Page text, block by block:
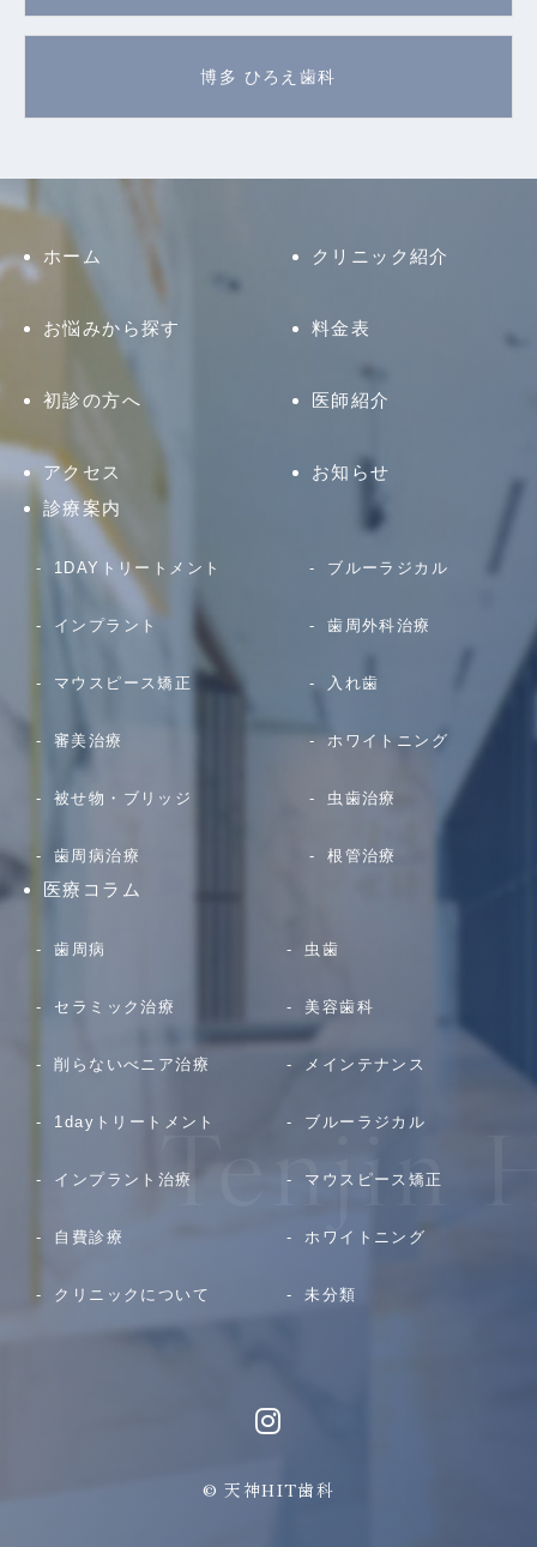
博多 ひろえ歯科
ホーム クリニック紹介
お悩みから探す 料金表
初診の方へ 医師紹介
アクセス
お知らせ
診療案内
1DAYトリートメント ブルーラジカル
インプラント 歯周外科治療
マウスピース矯正 入れ歯
審美治療 ホワイトニング
被せ物・ブリッジ 虫歯治療
歯周病治療 根管治療
医療コラム
歯周病 虫歯
セラミック治療 美容歯科
削らないべニア治療 メインテナンス
1dayトリートメント ブルーラジカル
インプラント治療 マウスピース矯正
自費診療 ホワイトニング
クリニックについて 未分類
© 天神HIT歯科